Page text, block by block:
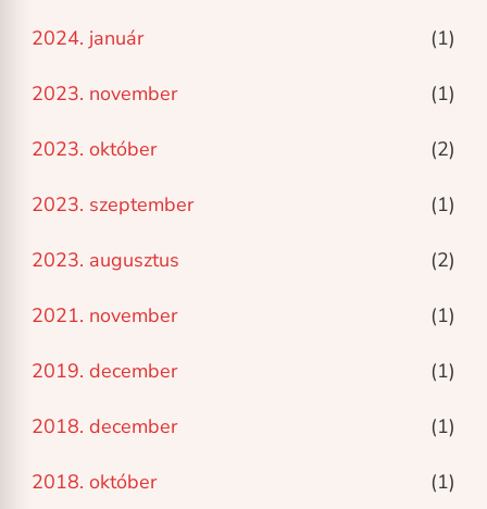
2024. január (1)
2023. november (1)
2023. október (2)
2023. szeptember (1)
2023. augusztus (2)
2021. november (1)
2019. december (1)
2018. december (1)
2018. október (1)